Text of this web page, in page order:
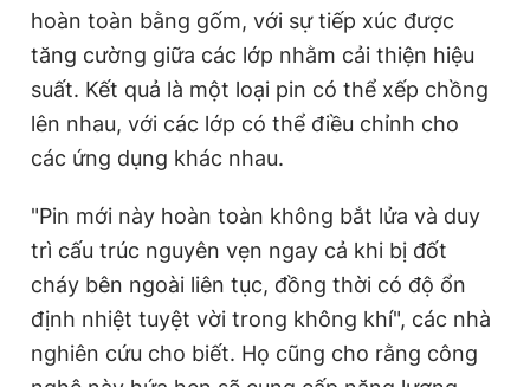
hoàn toàn bằng gốm, với sự tiếp xúc được
tăng cường giữa các lớp nhằm cải thiện hiệu
suất. Kết quả là một loại pin có thể xếp chồng
lên nhau, với các lớp có thể điều chỉnh cho
các ứng dụng khác nhau.
"Pin mới này hoàn toàn không bắt lửa và duy
trì cấu trúc nguyên vẹn ngay cả khi bị đốt
cháy bên ngoài liên tục, đồng thời có độ ổn
định nhiệt tuyệt vời trong không khí", các nhà
nghiên cứu cho biết. Họ cũng cho rằng công